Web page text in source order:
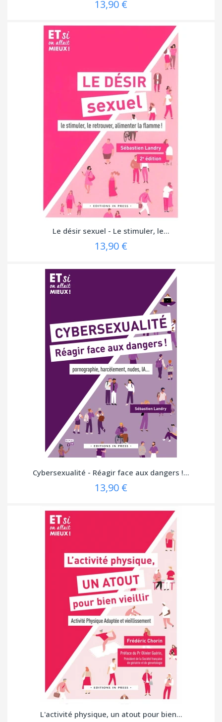
13,90 €
Le désir sexuel - Le stimuler, le...
13,90 €
Cybersexualité - Réagir face aux dangers !...
13,90 €
L'activité physique, un atout pour bien...